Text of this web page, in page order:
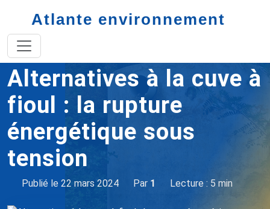
Atlante environnement
Accueil
Alternatives à la cuve à
fioul : la rupture
énergétique sous
tension
Publié le 22 mars 2024 Par 1 Lecture : 5 min